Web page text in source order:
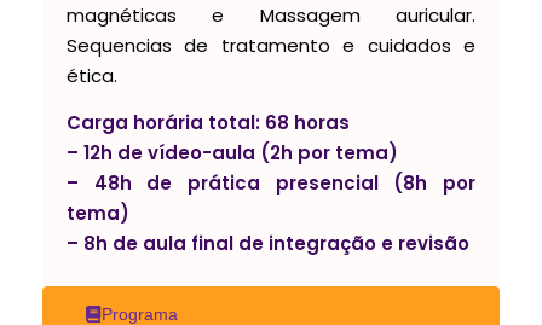
Programa
magnéticas e Massagem auricular.
Sequencias de tratamento e cuidados e
ética.
Carga horária total: 68 horas
– 12h de vídeo-aula (2h por tema)
– 48h de prática presencial (8h por
tema)
– 8h de aula final de integração e revisão